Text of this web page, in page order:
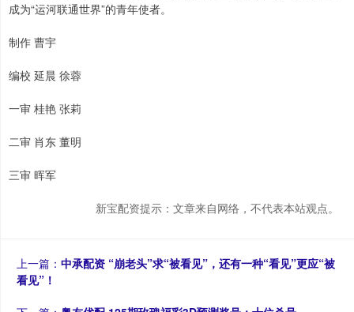
成为“运河联通世界”的青年使者。
制作 曹宇
编校 延晨 徐蓉
一审 桂艳 张莉
二审 肖东 董明
三审 晖军
新宝配资提示：文章来自网络，不代表本站观点。
上一篇： 中承配资 “崩老头”求“被看见”，还有一种“看见”更应“被
看见”！